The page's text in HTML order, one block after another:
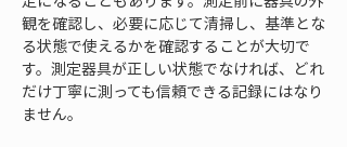
観を確認し、必要に応じて清掃し、基準とな
る状態で使えるかを確認することが大切で
す。測定器具が正しい状態でなければ、どれ
だけ丁寧に測っても信頼できる記録にはなり
ません。